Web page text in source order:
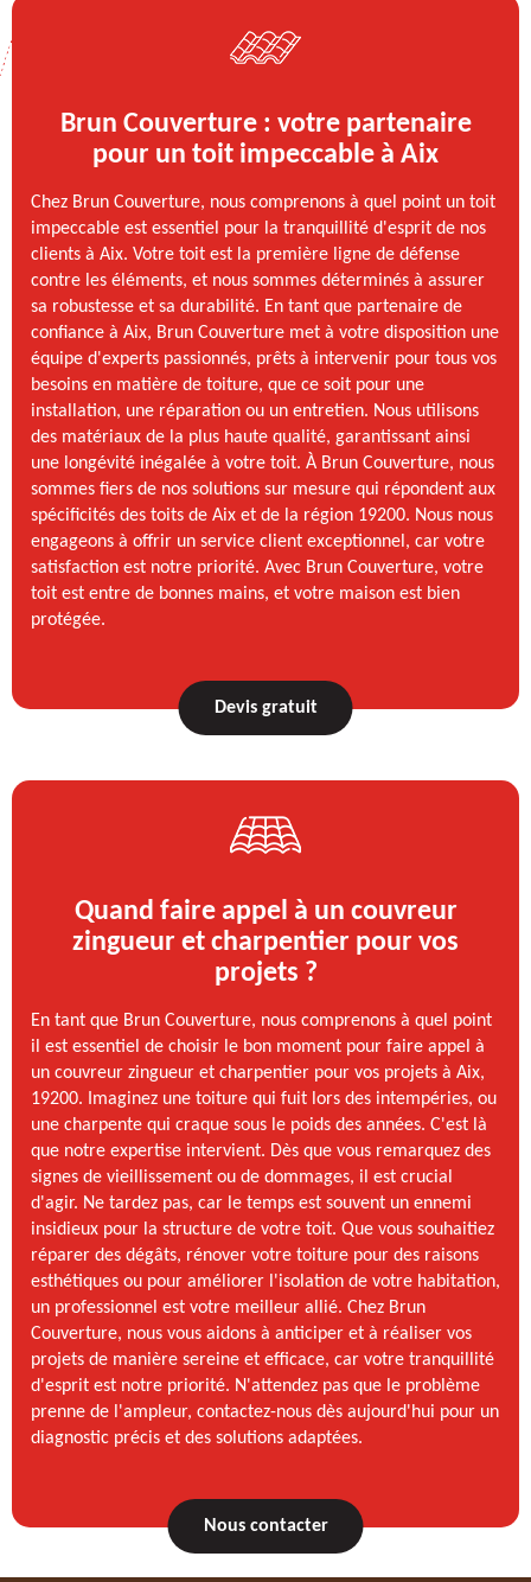
Brun Couverture : votre partenaire
pour un toit impeccable à Aix
Chez Brun Couverture, nous comprenons à quel point un toit
impeccable est essentiel pour la tranquillité d'esprit de nos
clients à Aix. Votre toit est la première ligne de défense
contre les éléments, et nous sommes déterminés à assurer
sa robustesse et sa durabilité. En tant que partenaire de
confiance à Aix, Brun Couverture met à votre disposition une
équipe d'experts passionnés, prêts à intervenir pour tous vos
besoins en matière de toiture, que ce soit pour une
installation, une réparation ou un entretien. Nous utilisons
des matériaux de la plus haute qualité, garantissant ainsi
une longévité inégalée à votre toit. À Brun Couverture, nous
sommes fiers de nos solutions sur mesure qui répondent aux
spécificités des toits de Aix et de la région 19200. Nous nous
engageons à offrir un service client exceptionnel, car votre
satisfaction est notre priorité. Avec Brun Couverture, votre
toit est entre de bonnes mains, et votre maison est bien
protégée.
Devis gratuit
Quand faire appel à un couvreur
zingueur et charpentier pour vos
projets ?
En tant que Brun Couverture, nous comprenons à quel point
il est essentiel de choisir le bon moment pour faire appel à
un couvreur zingueur et charpentier pour vos projets à Aix,
19200. Imaginez une toiture qui fuit lors des intempéries, ou
une charpente qui craque sous le poids des années. C'est là
que notre expertise intervient. Dès que vous remarquez des
signes de vieillissement ou de dommages, il est crucial
d'agir. Ne tardez pas, car le temps est souvent un ennemi
insidieux pour la structure de votre toit. Que vous souhaitiez
réparer des dégâts, rénover votre toiture pour des raisons
esthétiques ou pour améliorer l'isolation de votre habitation,
un professionnel est votre meilleur allié. Chez Brun
Couverture, nous vous aidons à anticiper et à réaliser vos
projets de manière sereine et efficace, car votre tranquillité
d'esprit est notre priorité. N'attendez pas que le problème
prenne de l'ampleur, contactez-nous dès aujourd'hui pour un
diagnostic précis et des solutions adaptées.
Nous contacter